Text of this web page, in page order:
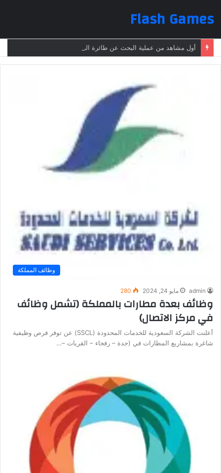
Flash Games
وظائف المملكة
admin مايو 24, 2024 280
وظائف بعدة مطارات بالمملكة (تشمل وظائف
في مركز الاتصال)
أعلنت الشركة السعودية للخدمات المحدودة (SSCL) عن توفر فرص وظيفية
شاغرة بمشاريع المطارات في (جدة – رفحاء – القريات –…